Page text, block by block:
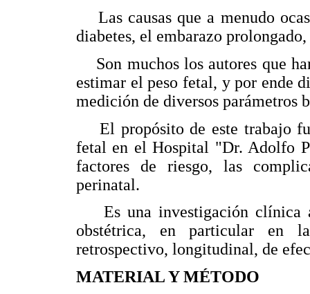
Las causas que a menudo
diabetes, el embarazo
Son muchos los autores que
estimar el peso fetal, y por ende
medición de diversos parámetros
El propósito de este trabajo
fetal en el Hospital "Dr. Adolfo
factores de riesgo, las
perinatal.
Es una investigación clínica
obstétrica, en particular en
retrospectivo, longitudinal, de
MATERIAL Y MÉTODO